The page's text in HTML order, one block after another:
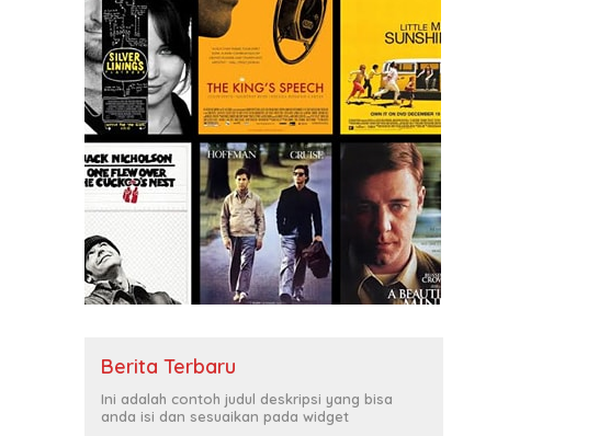
Berita Terbaru
Ini adalah contoh judul deskripsi yang bisa
anda isi dan sesuaikan pada widget